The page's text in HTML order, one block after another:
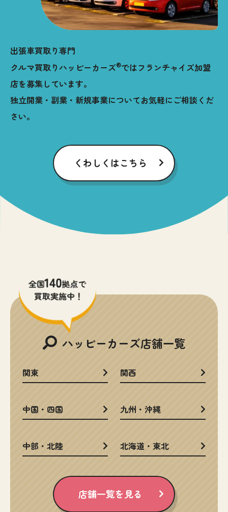
出張車買取り専門
クルマ買取りハッピーカーズ®︎ではフランチャイズ加盟
店を募集しています。
独立開業・副業・新規事業についてお気軽にご相談くだ
さい。
くわしくはこちら
ハッピーカーズ店舗一覧
関東 関西
中国・四国 九州・沖縄
中部・北陸 北海道・東北
店舗一覧を見る